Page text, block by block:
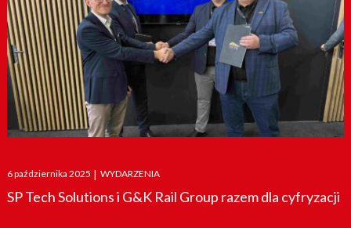
Posted
on
6 października 2025 | WYDARZENIA
SP Tech Solutions i G&K Rail Group razem dla cyfryzacji